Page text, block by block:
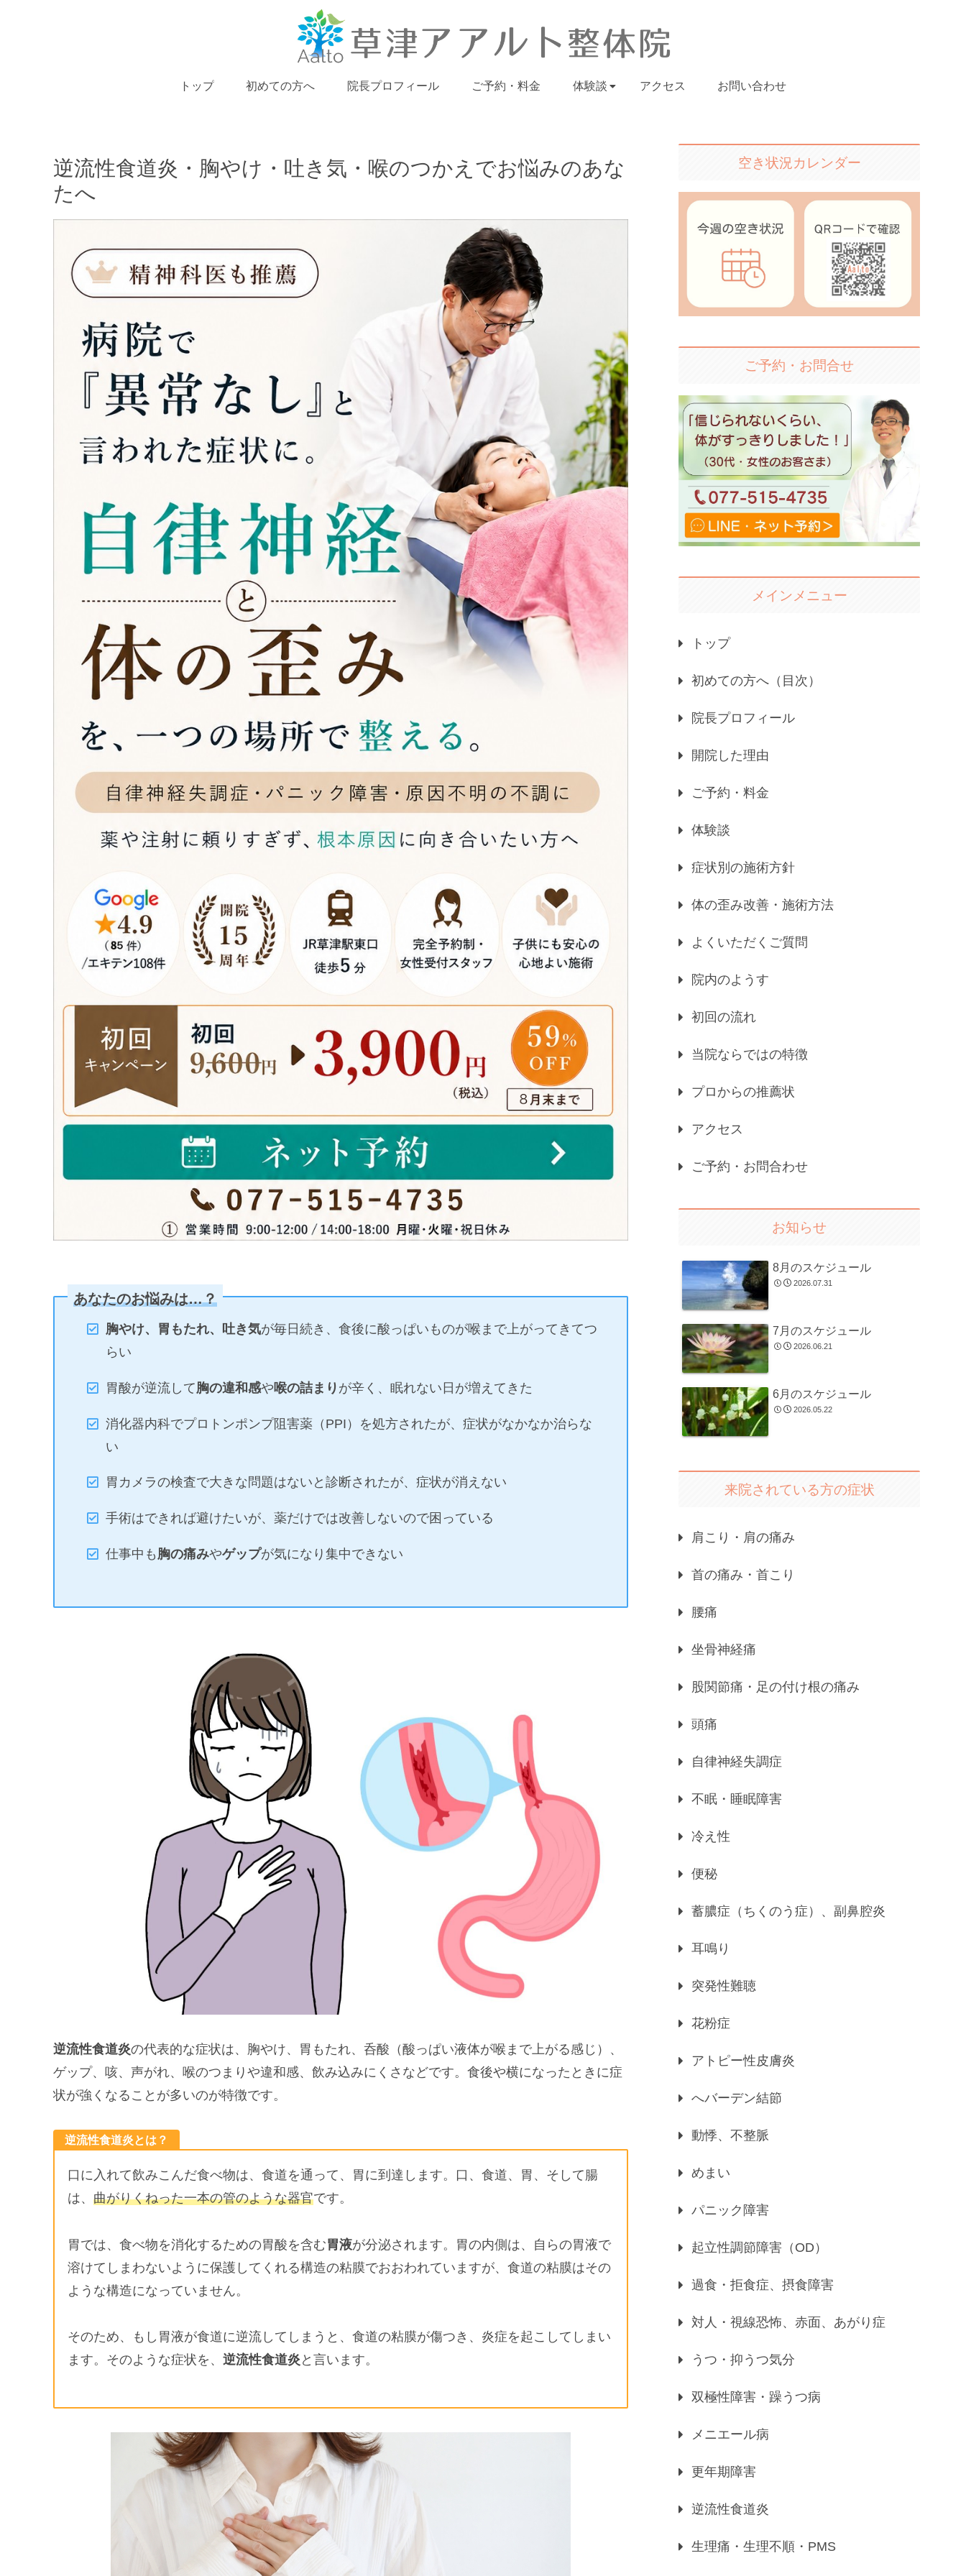
トップ 初めての方へ 院長プロフィール ご予約・料金 体験談 アクセス お問い合わせ
逆流性食道炎・胸やけ・吐き気・喉のつかえでお悩みのあな
たへ
あなたのお悩みは…？
胸やけ、胃もたれ、吐き気が毎日続き、食後に酸っぱいものが喉まで上がってきてつ
らい
胃酸が逆流して胸の違和感や喉の詰まり が辛く、眠れない日が増えてきた
消化器内科でプロトンポンプ阻害薬（PPI）を処方されたが、症状がなかなか治らな
い
胃カメラの検査で大きな問題はないと診断されたが、症状が消えない
手術はできれば避けたいが、薬だけでは改善しないので困っている
仕事中も 胸の痛みやゲップが気になり集中できない
逆流性食道炎の代表的な症状は、胸やけ、胃もたれ、呑酸（酸っぱい液体が喉まで上がる感じ）、
ゲップ、咳、声がれ、喉のつまりや違和感、飲み込みにくさなどです。食後や横になったときに症
状が強くなることが多いのが特徴です。
逆流性食道炎とは？
口に入れて飲みこんだ食べ物は、食道を通って、胃に到達します。口、食道、胃、そして腸
は、 曲がりくねった一本の管のような器官です。
胃では、食べ物を消化するための胃酸を含む胃液が分泌されます。胃の内側は、自らの胃液で
溶けてしまわないように保護してくれる構造の粘膜でおおわれていますが、食道の粘膜はその
ような構造になっていません。
そのため、もし胃液が食道に逆流してしまうと、食道の粘膜が傷つき、炎症を起こしてしまい
ます。そのような症状を、 逆流性食道炎 と言います。
空き状況カレンダー
ご予約・お問合せ
メインメニュー
トップ
初めての方へ（目次）
院長プロフィール
開院した理由
ご予約・料金
体験談
症状別の施術方針
体の歪み改善・施術方法
よくいただくご質問
院内のようす
初回の流れ
当院ならではの特徴
プロからの推薦状
アクセス
ご予約・お問合わせ
お知らせ
8月のスケジュール
2026.07.31
7月のスケジュール
2026.06.21
6月のスケジュール
2026.05.22
来院されている方の症状
肩こり・肩の痛み
首の痛み・首こり
腰痛
坐骨神経痛
股関節痛・足の付け根の痛み
頭痛
自律神経失調症
不眠・睡眠障害
冷え性
便秘
蓄膿症（ちくのう症）、副鼻腔炎
耳鳴り
突発性難聴
花粉症
アトピー性皮膚炎
へバーデン結節
動悸、不整脈
めまい
パニック障害
起立性調節障害（OD）
過食・拒食症、摂食障害
対人・視線恐怖、赤面、あがり症
うつ・抑うつ気分
双極性障害・躁うつ病
メニエール病
更年期障害
逆流性食道炎
生理痛・生理不順・PMS